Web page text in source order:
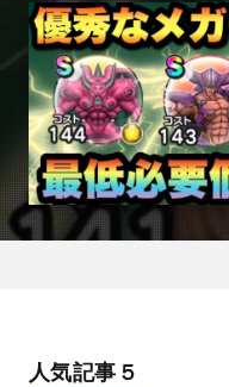
人気記事５